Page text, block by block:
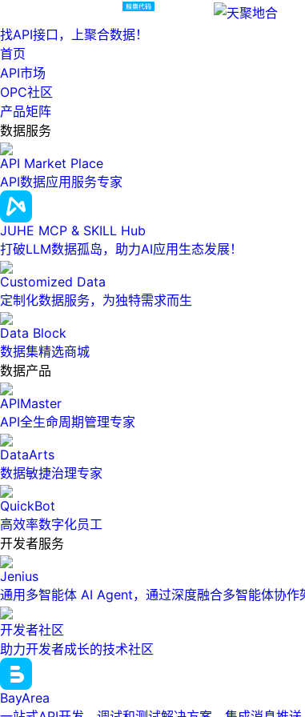
找API接口，上聚合数据！
首页
API市场
OPC社区
产品矩阵
数据服务
API Market Place
API数据应用服务专家
JUHE MCP & SKILL Hub
打破LLM数据孤岛，助力AI应用生态发展！
Customized Data
定制化数据服务，为独特需求而生
Data Block
数据集精选商城
数据产品
APIMaster
API全生命周期管理专家
DataArts
数据敏捷治理专家
QuickBot
高效率数字化员工
开发者服务
Jenius
通用多智能体 AI Agent，通过深度融合多智能体协作
开发者社区
助力开发者成长的技术社区
BayArea